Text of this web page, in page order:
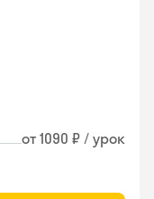
от 1090 ₽ / урок